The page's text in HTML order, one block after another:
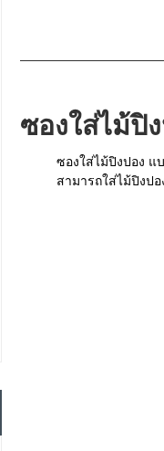
ซองใส่ไม้ปิ
ซองใส่ไม้ปิงปอง แ
สามารถใส่ไม้ปิงปอ